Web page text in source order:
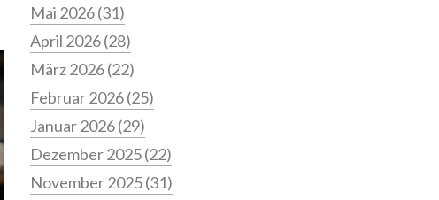
Mai 2026(31)
April 2026(28)
März 2026(22)
Februar 2026(25)
Januar 2026(29)
Dezember 2025(22)
November 2025(31)